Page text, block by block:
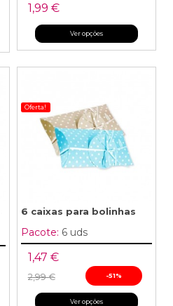
1,99 €
Ver opções
Oferta!
6 caixas para bolinhas
Pacote: 6 uds
1,47 €
2,99 € -51%
Ver opções